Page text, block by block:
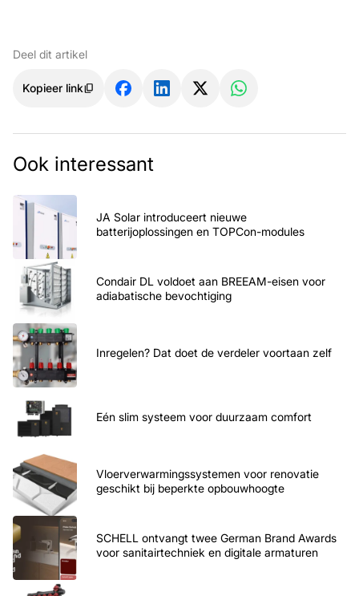
Deel dit artikel
Kopieer link
Ook interessant
JA Solar introduceert nieuwe
batterijoplossingen en TOPCon-modules
Condair DL voldoet aan BREEAM-eisen voor
adiabatische bevochtiging
Inregelen? Dat doet de verdeler voortaan zelf
Eén slim systeem voor duurzaam comfort
Vloerverwarmingssystemen voor renovatie
geschikt bij beperkte opbouwhoogte
SCHELL ontvangt twee German Brand Awards
voor sanitairtechniek en digitale armaturen